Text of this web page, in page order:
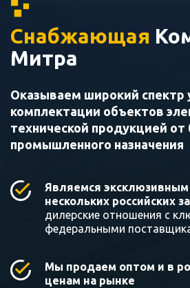
Снабжающая
Митра
Оказываем широкий спектр
комплектации объектов
технической продукцией
промышленного назначения
Являемся
нескольких российских
дилерские отношения с
федеральными
Мы продаем оптом и в
ценам на рынке